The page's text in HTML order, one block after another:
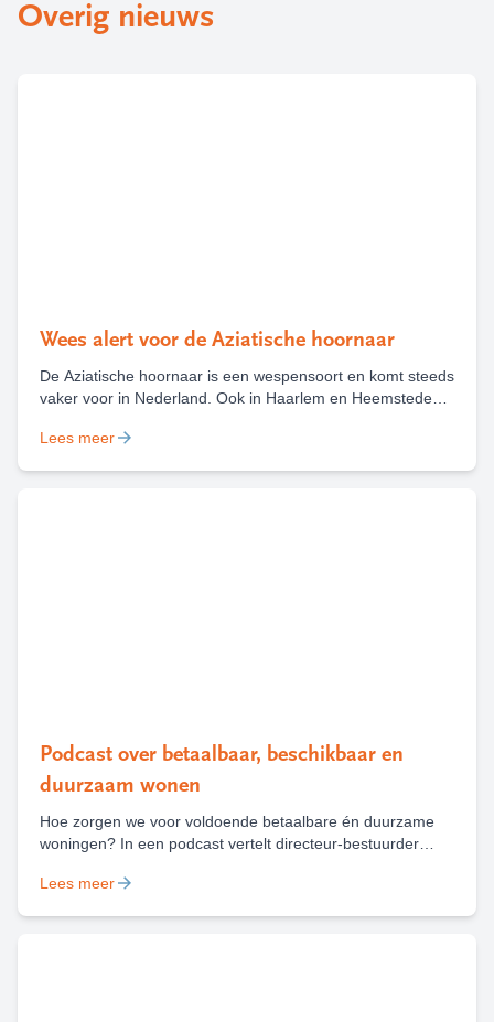
Overig nieuws
Wees alert voor de Aziatische hoornaar
De Aziatische hoornaar is een wespensoort en komt steeds
vaker voor in Nederland. Ook in Haarlem en Heemstede
gevonden en weggehaald. Het is belangrijk om een nest
Lees meer
Podcast over betaalbaar, beschikbaar en
duurzaam wonen
Hoe zorgen we voor voldoende betaalbare én duurzame
woningen? In een podcast vertelt directeur-bestuurder
die daarbij komen kijken, met houtbouw als belangrijk
Lees meer